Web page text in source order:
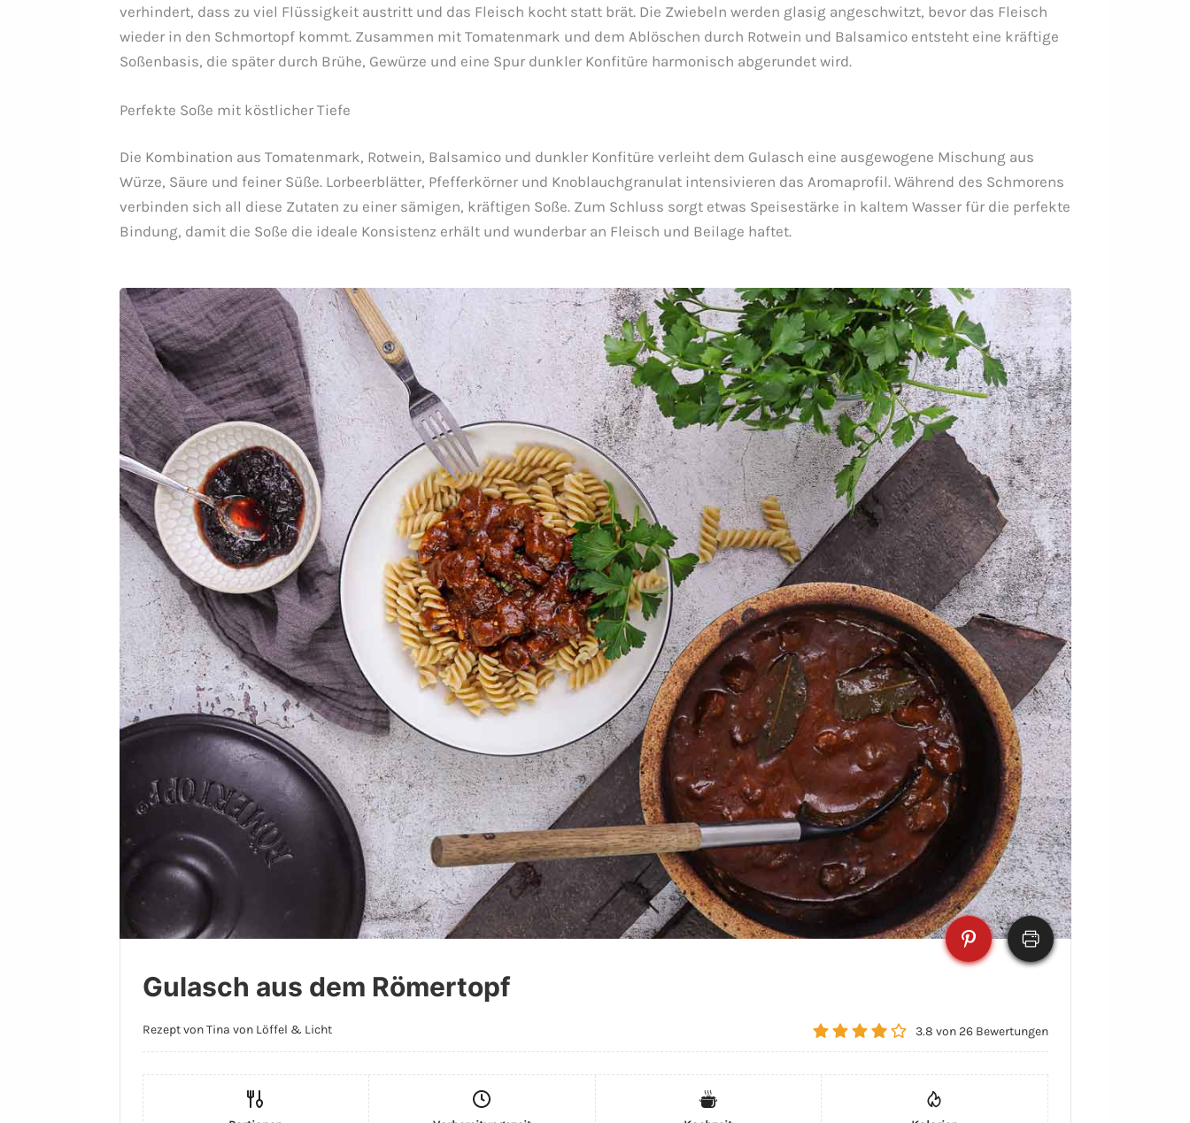
verhindert, dass zu viel Flüssigkeit austritt und das Fleisch kocht statt brät. Die Zwiebeln werden glasig angeschwitzt, bevor das Fleisch
wieder in den Schmortopf kommt. Zusammen mit Tomatenmark und dem Ablöschen durch Rotwein und Balsamico entsteht eine kräftige
Soßenbasis, die später durch Brühe, Gewürze und eine Spur dunkler Konfitüre harmonisch abgerundet wird.
Perfekte Soße mit köstlicher Tiefe
Die Kombination aus Tomatenmark, Rotwein, Balsamico und dunkler Konfitüre verleiht dem Gulasch eine ausgewogene Mischung aus
Würze, Säure und feiner Süße. Lorbeerblätter, Pfefferkörner und Knoblauchgranulat intensivieren das Aromaprofil. Während des Schmorens
verbinden sich all diese Zutaten zu einer sämigen, kräftigen Soße. Zum Schluss sorgt etwas Speisestärke in kaltem Wasser für die perfekte
Bindung, damit die Soße die ideale Konsistenz erhält und wunderbar an Fleisch und Beilage haftet.
Gulasch aus dem Römertopf
Rezept von Tina von Löffel & Licht 3.8 von 26Bewertungen